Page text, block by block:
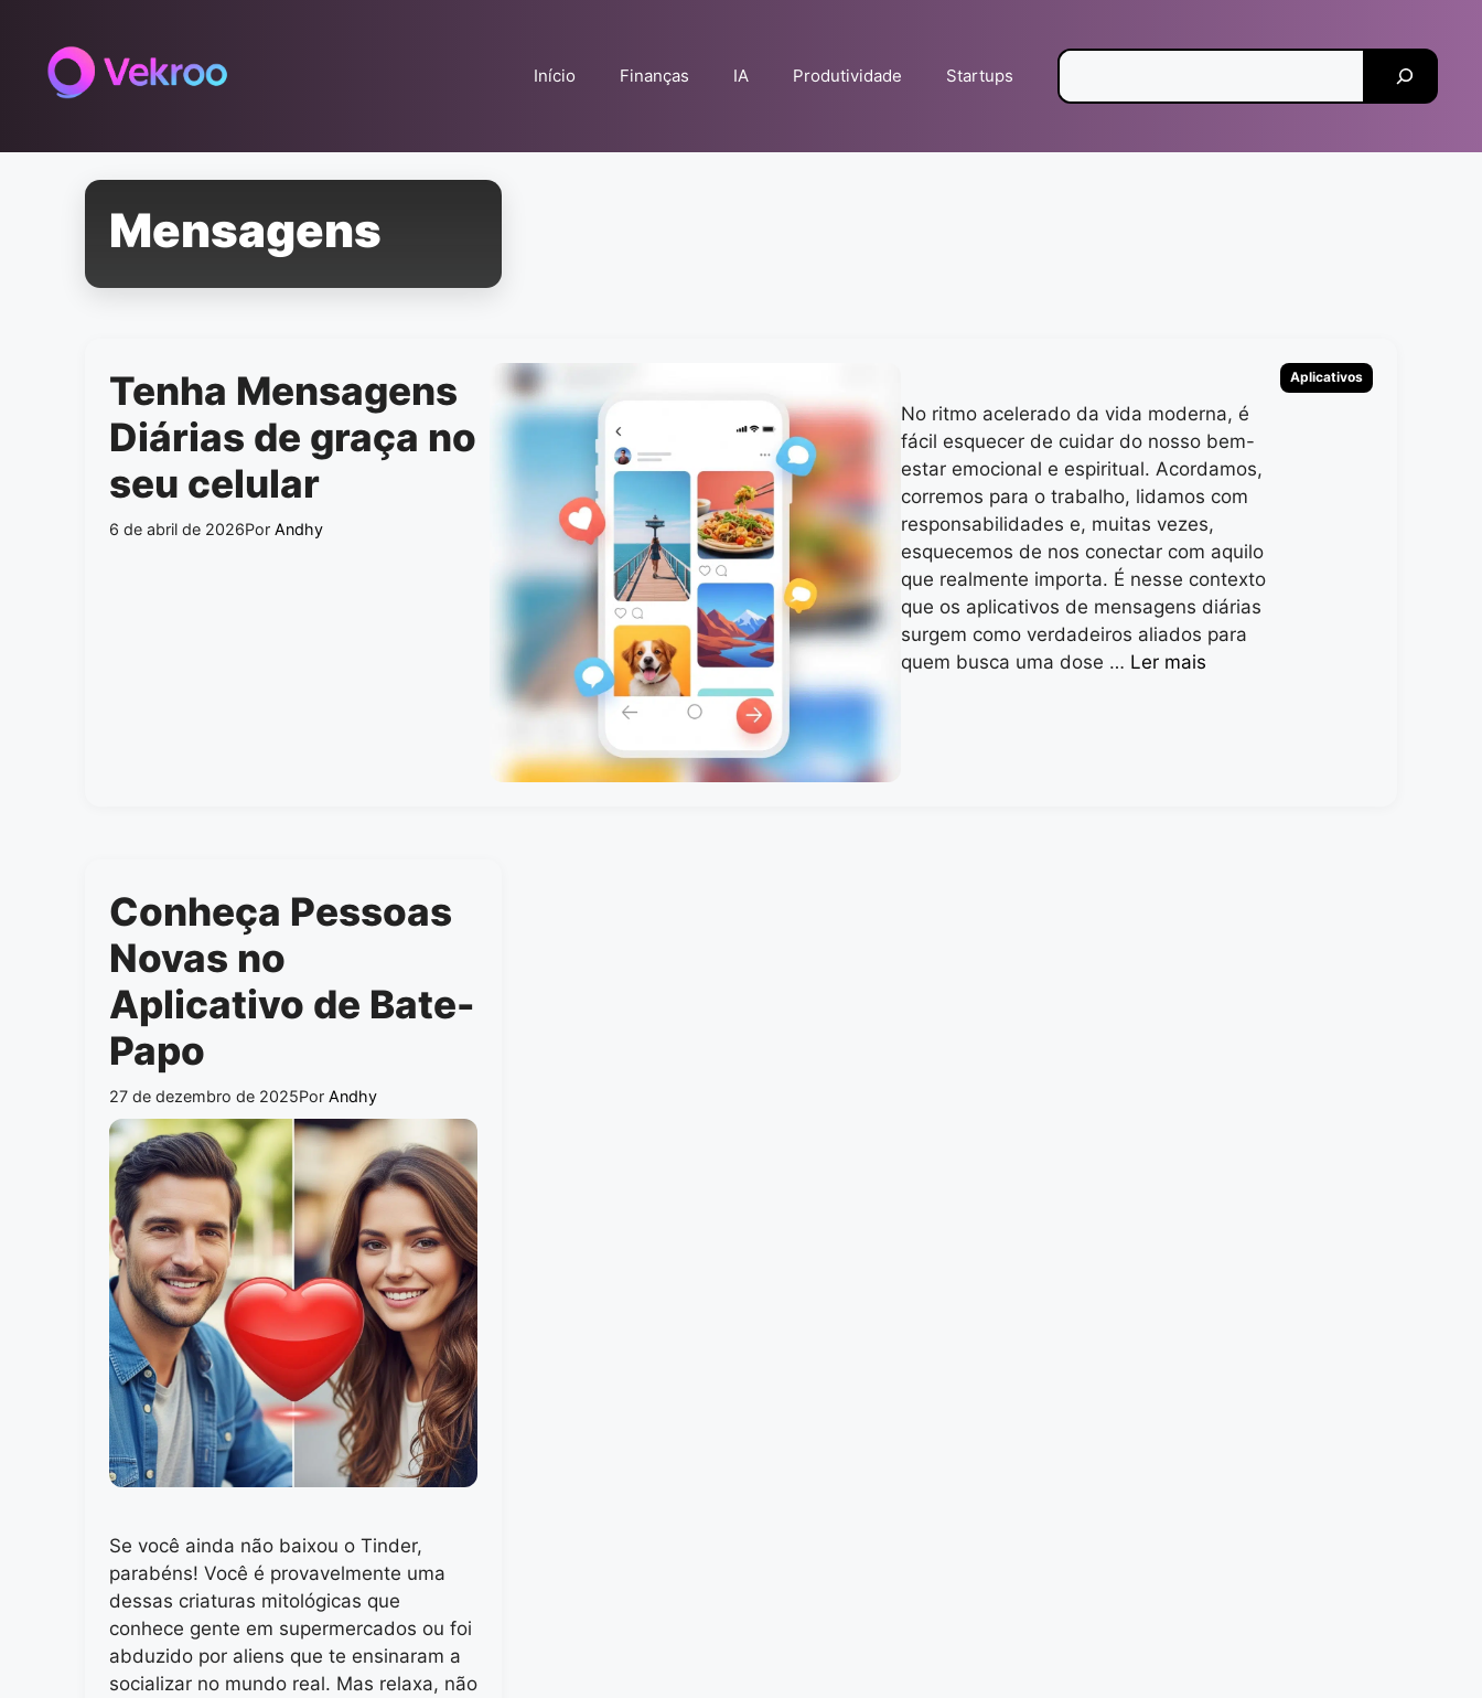
conteúdo
Início Finanças IA Produtividade Startups
Mensagens
Tenha Mensagens
Diárias de graça no
seu celular
6 de abril de 2026Por Andhy
No ritmo acelerado da vida moderna, é
fácil esquecer de cuidar do nosso bem-
estar emocional e espiritual. Acordamos,
corremos para o trabalho, lidamos com
responsabilidades e, muitas vezes,
esquecemos de nos conectar com aquilo
que realmente importa. É nesse contexto
que os aplicativos de mensagens diárias
surgem como verdadeiros aliados para
quem busca uma dose … Ler mais
Categorias
Aplicativos
Conheça Pessoas
Novas no
Aplicativo de Bate-
Papo
27 de dezembro de 2025Por Andhy
Se você ainda não baixou o Tinder,
parabéns! Você é provavelmente uma
dessas criaturas mitológicas que
conhece gente em supermercados ou foi
abduzido por aliens que te ensinaram a
socializar no mundo real. Mas relaxa, não